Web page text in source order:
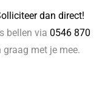
dan direct!
bellen via 0546 870
graag met je mee.